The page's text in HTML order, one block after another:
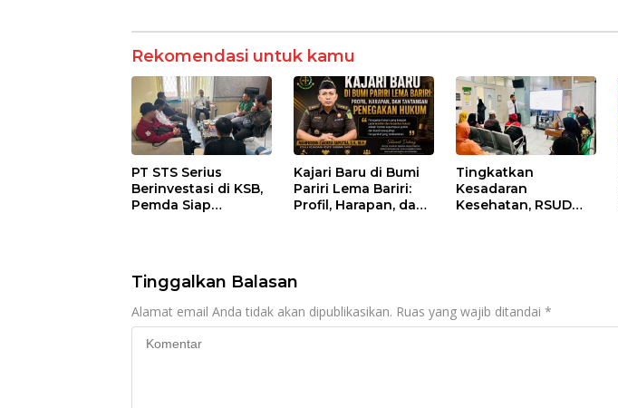
Rekomendasi untuk kamu
PT STS Serius
Berinvestasi di KSB,
Pemda Siap
Kajari Baru di Bumi
Pariri Lema Bariri:
Profil, Harapan, dan
Tingkatkan
Kesadaran
Kesehatan, RSUD
Tinggalkan Balasan
Alamat email Anda tidak akan dipublikasikan. Ruas yang wajib ditandai *